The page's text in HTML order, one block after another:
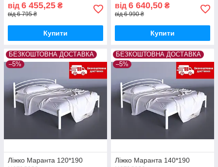
від 6 455,25 ₴
від 6 795 ₴
Купити
від 6 640,50 ₴
від 6 990 ₴
Купити
БЕЗКОШТОВНА ДОСТАВКА
–5%
Ліжко Маранта 120*190
БЕЗКОШТОВНА ДОСТАВКА
–5%
Ліжко Маранта 140*190